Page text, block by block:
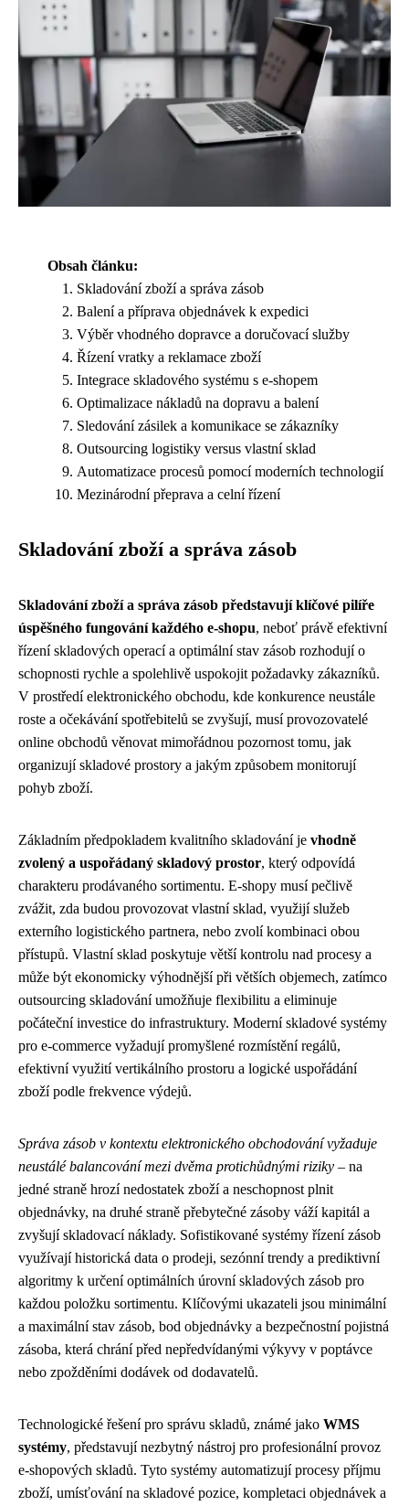
Obsah článku:
Skladování zboží a správa zásob
Balení a příprava objednávek k expedici
Výběr vhodného dopravce a doručovací služby
Řízení vratky a reklamace zboží
Integrace skladového systému s e-shopem
Optimalizace nákladů na dopravu a balení
Sledování zásilek a komunikace se zákazníky
Outsourcing logistiky versus vlastní sklad
Automatizace procesů pomocí moderních technologií
Mezinárodní přeprava a celní řízení
Skladování zboží a správa zásob
Skladování zboží a správa zásob představují klíčové pilíře
úspěšného fungování každého e-shopu, neboť právě efektivní
řízení skladových operací a optimální stav zásob rozhodují o
schopnosti rychle a spolehlivě uspokojit požadavky zákazníků.
V prostředí elektronického obchodu, kde konkurence neustále
roste a očekávání spotřebitelů se zvyšují, musí provozovatelé
online obchodů věnovat mimořádnou pozornost tomu, jak
organizují skladové prostory a jakým způsobem monitorují
pohyb zboží.
Základním předpokladem kvalitního skladování je vhodně
zvolený a uspořádaný skladový prostor, který odpovídá
charakteru prodávaného sortimentu. E-shopy musí pečlivě
zvážit, zda budou provozovat vlastní sklad, využijí služeb
externího logistického partnera, nebo zvolí kombinaci obou
přístupů. Vlastní sklad poskytuje větší kontrolu nad procesy a
může být ekonomicky výhodnější při větších objemech, zatímco
outsourcing skladování umožňuje flexibilitu a eliminuje
počáteční investice do infrastruktury. Moderní skladové systémy
pro e-commerce vyžadují promyšlené rozmístění regálů,
efektivní využití vertikálního prostoru a logické uspořádání
zboží podle frekvence výdejů.
Správa zásob v kontextu elektronického obchodování vyžaduje
neustálé balancování mezi dvěma protichůdnými riziky – na
jedné straně hrozí nedostatek zboží a neschopnost plnit
objednávky, na druhé straně přebytečné zásoby váží kapitál a
zvyšují skladovací náklady. Sofistikované systémy řízení zásob
využívají historická data o prodeji, sezónní trendy a prediktivní
algoritmy k určení optimálních úrovní skladových zásob pro
každou položku sortimentu. Klíčovými ukazateli jsou minimální
a maximální stav zásob, bod objednávky a bezpečnostní pojistná
zásoba, která chrání před nepředvídanými výkyvy v poptávce
nebo zpožděními dodávek od dodavatelů.
Technologické řešení pro správu skladů, známé jako WMS
systémy, představují nezbytný nástroj pro profesionální provoz
e-shopových skladů. Tyto systémy automatizují procesy příjmu
zboží, umísťování na skladové pozice, kompletaci objednávek a